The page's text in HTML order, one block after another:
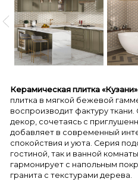
Керамическая плитка
плитка в мягкой бежевой
воспроизводит фактуру
декор, сочетаясь с
добавляет в современный
спокойствия и уюта. Серия
гостиной, так и ванной
гармонирует с напольным
гранита с текстурами дерева.